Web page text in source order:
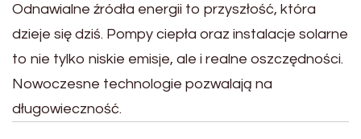
Odnawialne źródła energii to przyszłość, która
dzieje się dziś. Pompy ciepła oraz instalacje solarne
to nie tylko niskie emisje, ale i realne oszczędności.
Nowoczesne technologie pozwalają na
długowieczność.